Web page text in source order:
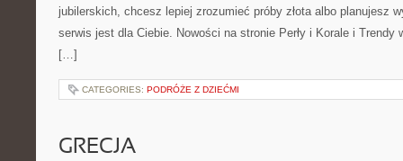
jubilerskich, chcesz lepiej zrozumieć próby złota albo planujesz
serwis jest dla Ciebie. Nowości na stronie Perły i Korale i Trendy
[…]
CATEGORIES: PODRÓŻE Z DZIEĆMI
GRECJA